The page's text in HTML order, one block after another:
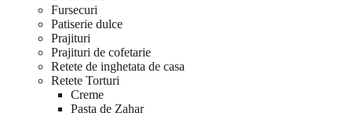
Fursecuri
Patiserie dulce
Prajituri
Prajituri de cofetarie
Retete de inghetata de casa
Retete Torturi
Creme
Pasta de Zahar